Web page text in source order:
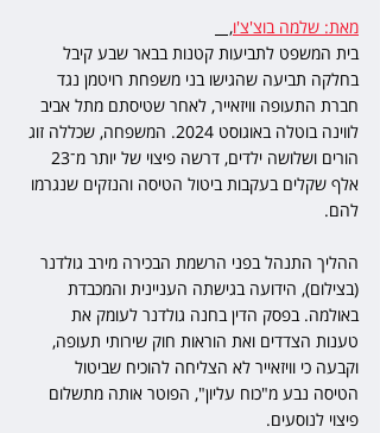
מאת: שלמה בוצ'צ'ו,
בית המשפט לתביעות קטנות בבאר שבע קיבל
בחלקה תביעה שהגישו בני משפחת רויטמן נגד
חברת התעופה וויזאייר, לאחר שטיסתם מתל אביב
לווינה בוטלה באוגוסט 2024. המשפחה, שכללה זוג
אלף שקלים בעקבות ביטול הטיסה והנזקים שנגרמו
להם.
ההליך התנהל בפני הרשמת הבכירה מירב גולדנר
(בצילום), הידועה בגישתה העניינית והמכבדת
באולמה. בפסק הדין בחנה גולדנר לעומק את
טענות הצדדים ואת הוראות חוק שירותי תעופה,
וקבעה כי וויזאייר לא הצליחה להוכיח שביטול
הטיסה נבע מ"כוח עליון", הפוטר אותה מתשלום
פיצוי לנוסעים.